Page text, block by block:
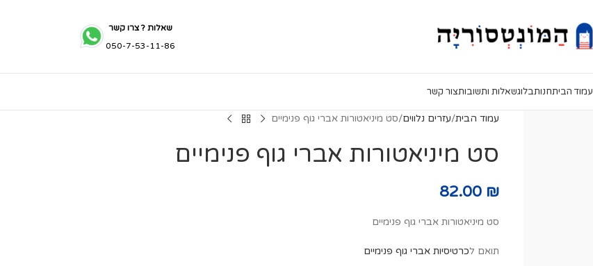
שאלות ? צרו קשר
050-7-53-11-86
עמוד הביתחנותבלוגשאלות ותשובותצור קשר
עמוד הבית עזרים נלווים סט מיניאטורות אברי גוף פנימיים
סט מיניאטורות אברי גוף פנימיים
82.00 ₪
סט מיניאטורות אברי גוף פנימיים
תואם לכרטיסיות אברי גוף פנימיים